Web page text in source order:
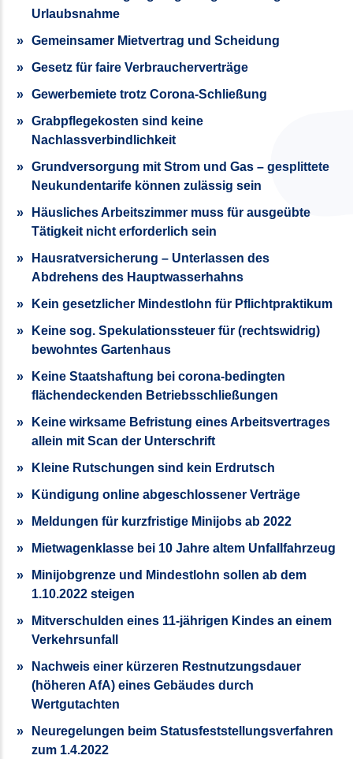
Urlaubsnahme
Gemeinsamer Mietvertrag und Scheidung
Gesetz für faire Verbraucherverträge
Gewerbemiete trotz Corona-Schließung
Grabpflegekosten sind keine
Nachlassverbindlichkeit
Grundversorgung mit Strom und Gas – gesplittete
Neukundentarife können zulässig sein
Häusliches Arbeitszimmer muss für ausgeübte
Tätigkeit nicht erforderlich sein
Hausratversicherung – Unterlassen des
Abdrehens des Hauptwasserhahns
Kein gesetzlicher Mindestlohn für Pflichtpraktikum
Keine sog. Spekulationssteuer für (rechtswidrig)
bewohntes Gartenhaus
Keine Staatshaftung bei corona-bedingten
flächendeckenden Betriebsschließungen
Keine wirksame Befristung eines Arbeitsvertrages
allein mit Scan der Unterschrift
Kleine Rutschungen sind kein Erdrutsch
Kündigung online abgeschlossener Verträge
Meldungen für kurzfristige Minijobs ab 2022
Mietwagenklasse bei 10 Jahre altem Unfallfahrzeug
Minijobgrenze und Mindestlohn sollen ab dem
1.10.2022 steigen
Mitverschulden eines 11-jährigen Kindes an einem
Verkehrsunfall
Nachweis einer kürzeren Restnutzungsdauer
(höheren AfA) eines Gebäudes durch
Wertgutachten
Neuregelungen beim Statusfest­stellungs­verfahren
zum 1.4.2022